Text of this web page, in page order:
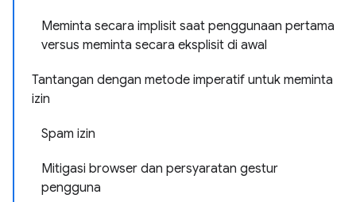
Meminta secara implisit saat penggunaan pertama
versus meminta secara eksplisit di awal
Tantangan dengan metode imperatif untuk meminta
izin
Spam izin
Mitigasi browser dan persyaratan gestur
pengguna